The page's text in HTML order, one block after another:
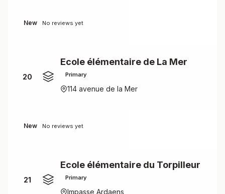
New No reviews yet
20
Ecole élémentaire de La Mer
Primary
114 avenue de la Mer
New No reviews yet
21
Ecole élémentaire du Torpilleur
Primary
Impasse Ardaens